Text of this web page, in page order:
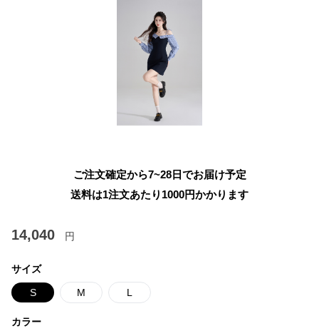
ご注文確定から7~28日でお届け予定
送料は1注文あたり 1000円かかります
14,040 円
サイズ
S M L
カラー